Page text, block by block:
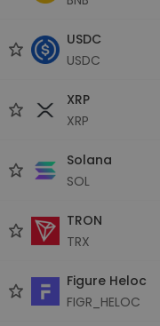
USDC
USDC
XRP
XRP
Solana
SOL
TRON
TRX
Figure Heloc
FIGR_HELOC